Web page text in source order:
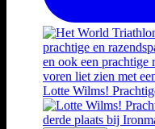
Lotte Wilms!